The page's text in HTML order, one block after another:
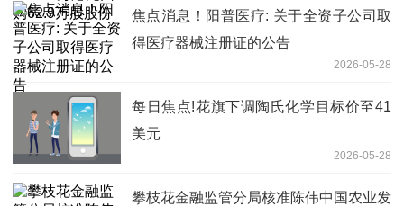
焦点消息！阳普医疗: 关于全资子公司取
得医疗器械注册证的公告
2026-05-28
每日焦点!花旗下调陶氏化学目标价至41
美元
2026-05-28
攀枝花金融监管分局核准陈伟中国农业发